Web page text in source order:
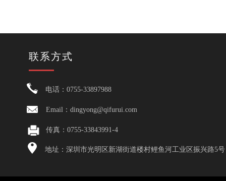
传真：0755-33843991-4
电话：0755-33897988
Email：dingyong@qifurui.com
地址：深圳市光明区新湖街道楼村鲤鱼河工业区振兴路5号
联系方式